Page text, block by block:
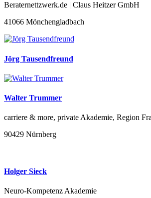
Beraternettzwerk.de | Claus Heitzer GmbH
41066 Mönchengladbach
Jörg Tausendfreund
Walter Trummer
carriere & more, private Akademie, Region
90429 Nürnberg
Holger Sieck
Neuro-Kompetenz Akademie